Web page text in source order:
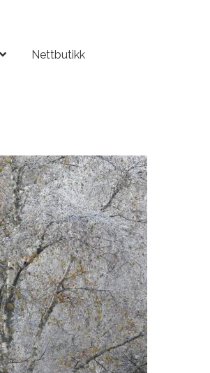
Nettbutikk